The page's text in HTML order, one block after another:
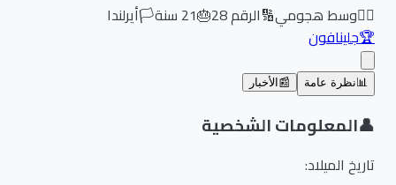
وسط هجومي🔢 الرقم28
🎂
21سنة🏳️أيرلندا
جلينافون
نظرة عامة 📰 الأخبار
المعلومات الشخصية
تاريخ الميلاد: